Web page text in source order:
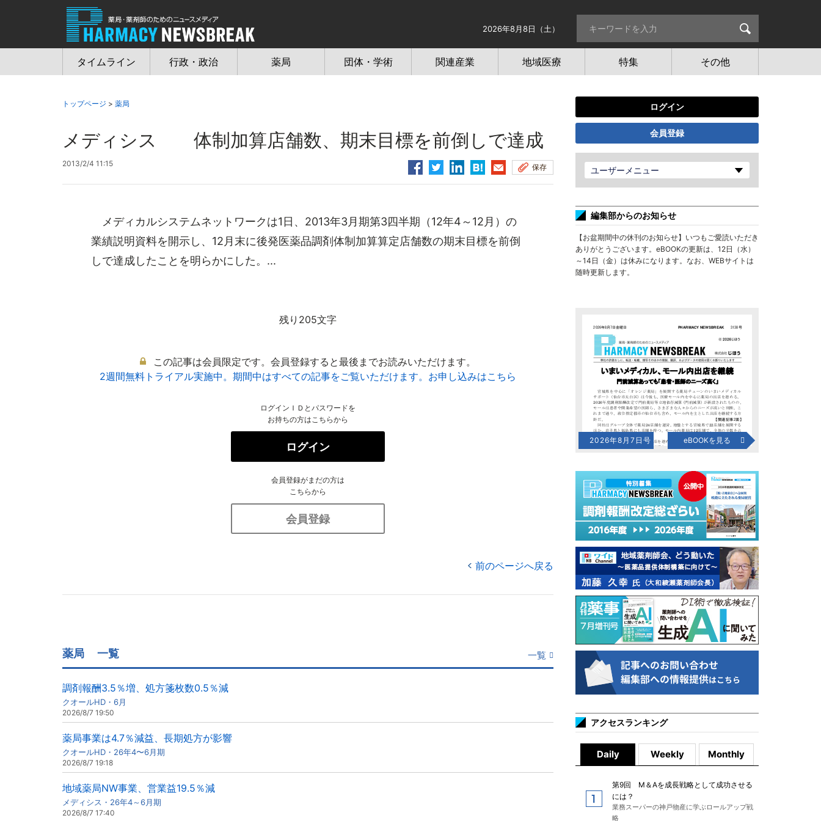
2026年8月8日（土）
タイムライン 行政・政治 薬局 団体・学術 関連産業 地域医療 特集 その他
トップページ > 薬局
メディシス 体制加算店舗数、期末目標を前倒しで達成
2013/2/4 11:15 保存
メディカルシステムネットワークは1日、2013年3月期第3四半期（12年4～12月）の
業績説明資料を開示し、12月末に後発医薬品調剤体制加算算定店舗数の期末目標を前倒
しで達成したことを明らかにした。...
残り205文字
この記事は会員限定です。会員登録すると最後までお読みいただけます。
2週間無料トライアル実施中。期間中はすべての記事をご覧いただけます。お申し込みはこちら
ログインＩＤとパスワードを
お持ちの方はこちらから
ログイン
会員登録がまだの方は
こちらから
会員登録
前のページへ戻る
薬局 一覧 一覧
調剤報酬3.5％増、処方箋枚数0.5％減
クオールHD・6月
2026/8/7 19:50
薬局事業は4.7％減益、長期処方が影響
クオールHD・26年4〜6月期
2026/8/7 19:18
地域薬局NW事業、営業益19.5％減
メディシス・26年4～6月期
2026/8/7 17:40
ログイン
会員登録
ユーザーメニュー
編集部からのお知らせ
【お盆期間中の休刊のお知らせ】いつもご愛読いただき
ありがとうございます。eBOOKの更新は、12日（水）
～14日（金）は休みになります。なお、WEBサイトは
随時更新します。
2026年8月7日号 eBOOKを見る
アクセスランキング
Daily Weekly Monthly
第9回 M＆Aを成長戦略として成功させる
には？
業務スーパーの神戸物産に学ぶロールアップ戦
略